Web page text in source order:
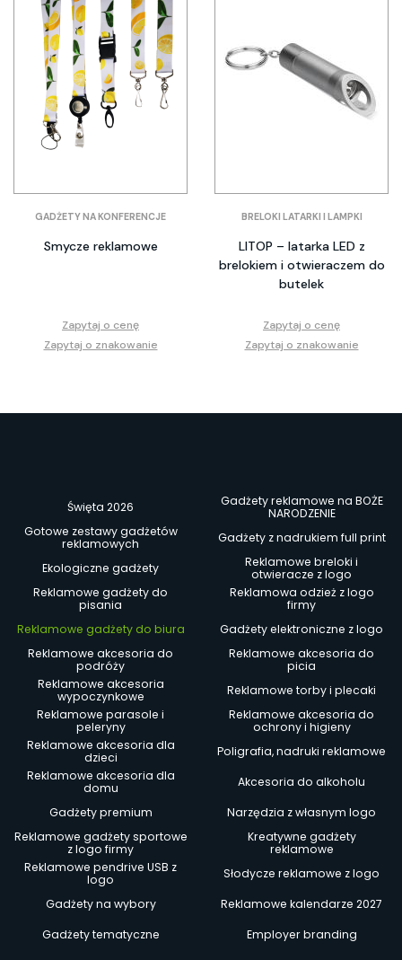
GADŻETY NA KONFERENCJE
Smycze reklamowe
Zapytaj o cenę
Zapytaj o znakowanie
BRELOKI LATARKI I LAMPKI
LITOP – latarka LED z
brelokiem i otwieraczem do
butelek
Zapytaj o cenę
Zapytaj o znakowanie
Święta 2026
Gadżety reklamowe na BOŻE
NARODZENIE
Gotowe zestawy gadżetów
reklamowych
Gadżety z nadrukiem full print
Ekologiczne gadżety
Reklamowe breloki i
otwieracze z logo
Reklamowe gadżety do
pisania
Reklamowa odzież z logo
firmy
Reklamowe gadżety do biura
Gadżety elektroniczne z logo
Reklamowe akcesoria do
podróży
Reklamowe akcesoria do
picia
Reklamowe akcesoria
wypoczynkowe
Reklamowe torby i plecaki
Reklamowe parasole i
peleryny
Reklamowe akcesoria do
ochrony i higieny
Reklamowe akcesoria dla
dzieci
Poligrafia, nadruki reklamowe
Reklamowe akcesoria dla
domu
Akcesoria do alkoholu
Gadżety premium
Narzędzia z własnym logo
Reklamowe gadżety sportowe
z logo firmy
Kreatywne gadżety
reklamowe
Reklamowe pendrive USB z
logo
Słodycze reklamowe z logo
Gadżety na wybory
Reklamowe kalendarze 2027
Gadżety tematyczne
Employer branding